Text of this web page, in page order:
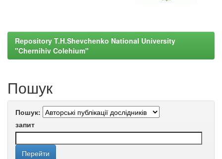
Repository T.H.Shevchenko National University
"Chernihiv Colehium"
Пошук
Пошук:
запит